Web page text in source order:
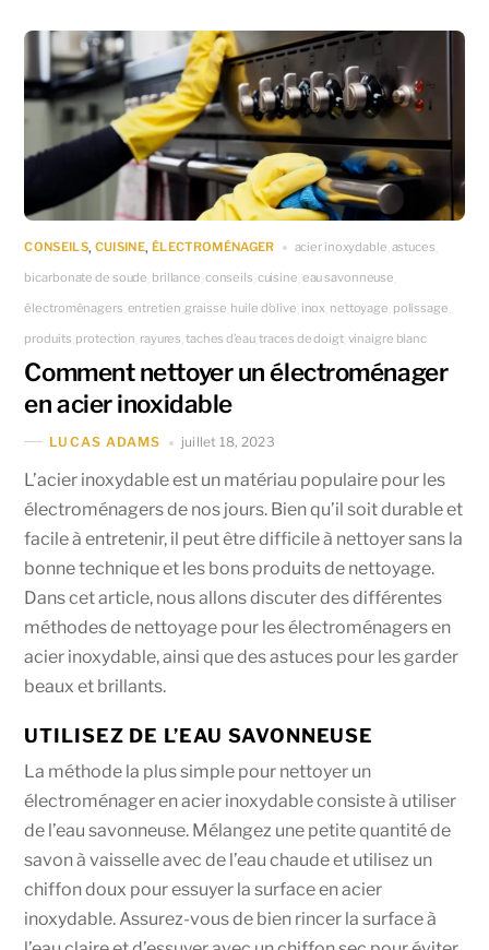
CONSEILS, CUISINE, ÉLECTROMÉNAGER acier inoxydable,astuces,
bicarbonate de soude brillance conseils cuisine eau savonneuse
électroménagers entretien graisse huile d’olive inox nettoyage polissage
produits protection rayures taches d’eau, traces de doigt, vinaigre blanc
Comment nettoyer un électroménager
en acier inoxidable
LUCAS ADAMS juillet 18, 2023
L’acier inoxydable est un matériau populaire pour les
électroménagers de nos jours. Bien qu’il soit durable et
facile à entretenir, il peut être difficile à nettoyer sans la
bonne technique et les bons produits de nettoyage.
Dans cet article, nous allons discuter des différentes
méthodes de nettoyage pour les électroménagers en
acier inoxydable, ainsi que des astuces pour les garder
beaux et brillants.
UTILISEZ DE L’EAU SAVONNEUSE
La méthode la plus simple pour nettoyer un
électroménager en acier inoxydable consiste à utiliser
de l’eau savonneuse. Mélangez une petite quantité de
savon à vaisselle avec de l’eau chaude et utilisez un
chiffon doux pour essuyer la surface en acier
inoxydable. Assurez-vous de bien rincer la surface à